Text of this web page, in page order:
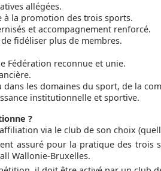
allégées.
à la promotion des trois sports.
et accompagnement renforcé.
fidéliser plus de membres.
Fédération reconnue et unie.
dans les domaines du sport, de la
institutionnelle et sportive.
?
via le club de son choix
assuré pour la pratique des trois
Wallonie-Bruxelles.